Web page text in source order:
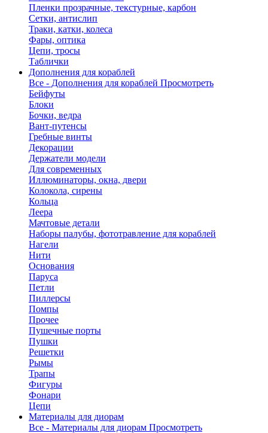
Пленки прозрачные, текстурные, карбон
Сетки, антислип
Траки, катки, колеса
Фары, оптика
Цепи, тросы
Таблички
Дополнения для кораблей
Все - Дополнения для кораблей Просмотреть
Бейфуты
Блоки
Бочки, ведра
Вант-путенсы
Гребные винты
Декорации
Держатели модели
Для современных
Иллюминаторы, окна, двери
Колокола, сирены
Кольца
Леера
Мачтовые детали
Наборы палубы, фототравление для кораблей
Нагели
Нити
Основания
Паруса
Петли
Пиллерсы
Помпы
Прочее
Пушечные порты
Пушки
Решетки
Рымы
Трапы
Фигуры
Фонари
Цепи
Материалы для диорам
Все - Материалы для диорам Просмотреть